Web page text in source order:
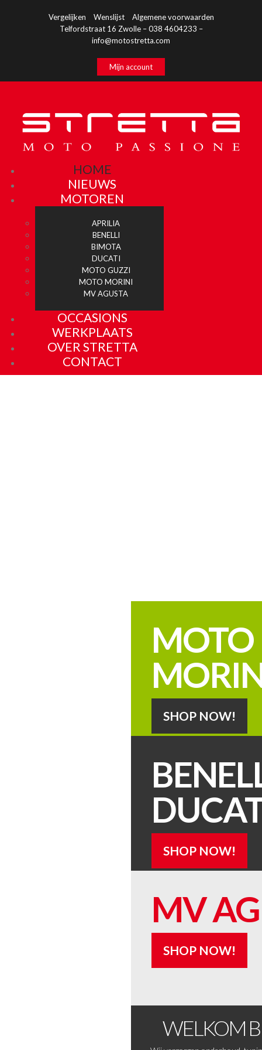
Vergelijken Wenslijst
Algemene voorwaarden
Telfordstraat 16 Zwolle – 038 4604233 –
info@motostretta.com
Mijn account
HOME
NIEUWS
MOTOREN
APRILIA
BENELLI
BIMOTA
DUCATI
MOTO GUZZI
MOTO MORINI
MV AGUSTA
OCCASIONS
WERKPLAATS
OVER STRETTA
CONTACT
MOTO
SHOP NOW!
SHOP NOW!
MV
SHOP NOW!
WELKOM